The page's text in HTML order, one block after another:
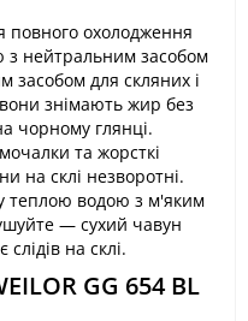
повного охолодження
з нейтральним засобом
засобом для скляних і
знімають жир без
чорному глянці.
та жорсткі
на склі незворотні.
теплою водою з м'яким
— сухий чавун
на склі.
GG 654 BL